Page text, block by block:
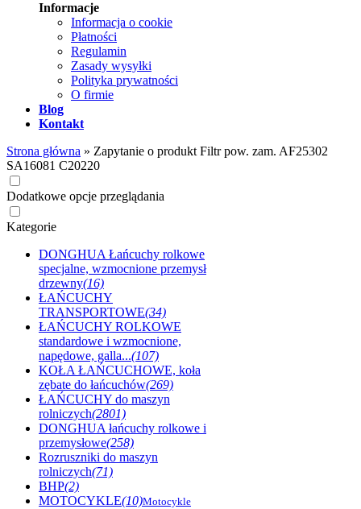
Informacje
Informacja o cookie
Płatności
Regulamin
Zasady wysyłki
Polityka prywatności
O firmie
Blog
Kontakt
Strona główna » Zapytanie o produkt Filtr pow. zam. AF25302
SA16081 C20220
Dodatkowe opcje przeglądania
Kategorie
DONGHUA Łańcuchy rolkowe
specjalne, wzmocnione przemysł
drzewny(16)
ŁAŃCUCHY
TRANSPORTOWE(34)
ŁAŃCUCHY ROLKOWE
standardowe i wzmocnione,
napędowe, galla...(107)
KOŁA ŁAŃCUCHOWE, koła
zębate do łańcuchów(269)
ŁAŃCUCHY do maszyn
rolniczych(2801)
DONGHUA łańcuchy rolkowe i
przemysłowe(258)
Rozruszniki do maszyn
rolniczych(71)
BHP(2)
MOTOCYKLE(10)Motocykle